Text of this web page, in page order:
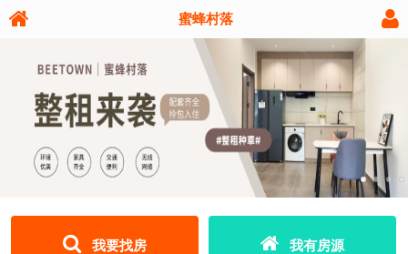
蜜蜂村落
我要找房 我有房源